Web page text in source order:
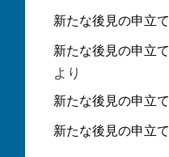
新たな後見の申立て
新たな後見の申立て
より
新たな後見の申立て
新たな後見の申立て